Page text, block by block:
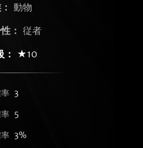
動物
： 従者
：
★10
3
5
3%